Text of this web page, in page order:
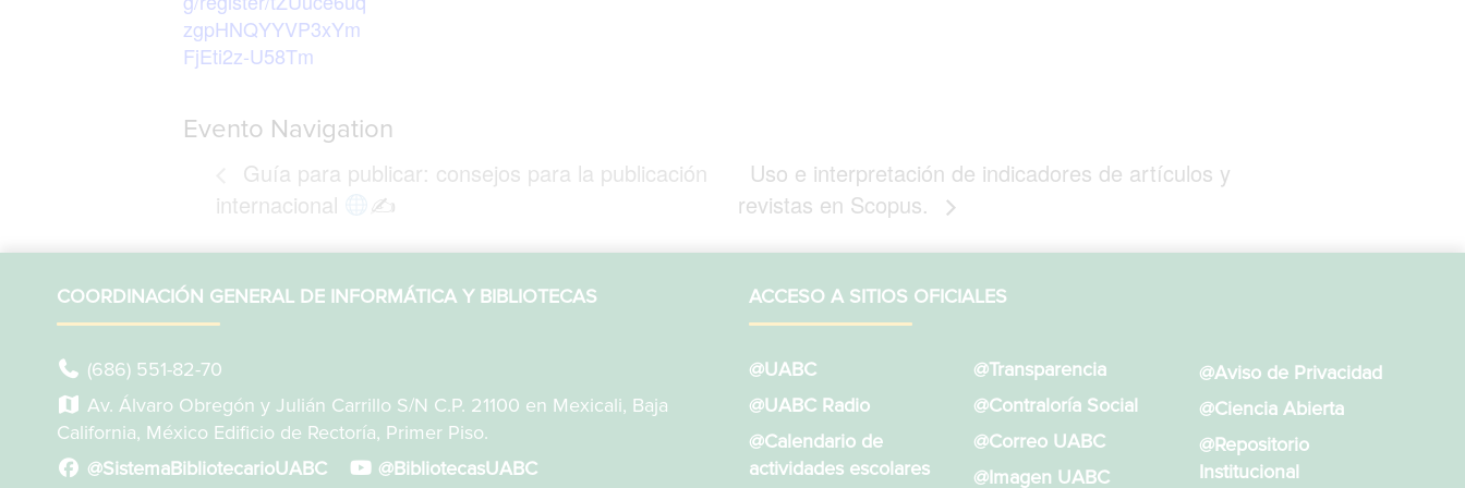
zgpHNQYYVP3xYm
FjEti2z-U58Tm
Evento Navigation
Guía para publicar: consejos para la publicación
internacional
✍
Uso e interpretación de indicadores de artículos y
revistas en Scopus.
COORDINACIÓN GENERAL DE INFORMÁTICA Y BIBLIOTECAS
(686) 551-82-70
Av. Álvaro Obregón y Julián Carrillo S/N C.P. 21100 en Mexicali, Baja
California, México Edificio de Rectoría, Primer Piso.
@SistemaBibliotecarioUABC
@BibliotecasUABC
ACCESO A SITIOS OFICIALES
@UABC
@UABC Radio
@Calendario de
actividades escolares
@Transparencia
@Contraloría Social
@Correo UABC
@Imagen UABC
@Aviso de Privacidad
@Ciencia Abierta
@Repositorio
Institucional